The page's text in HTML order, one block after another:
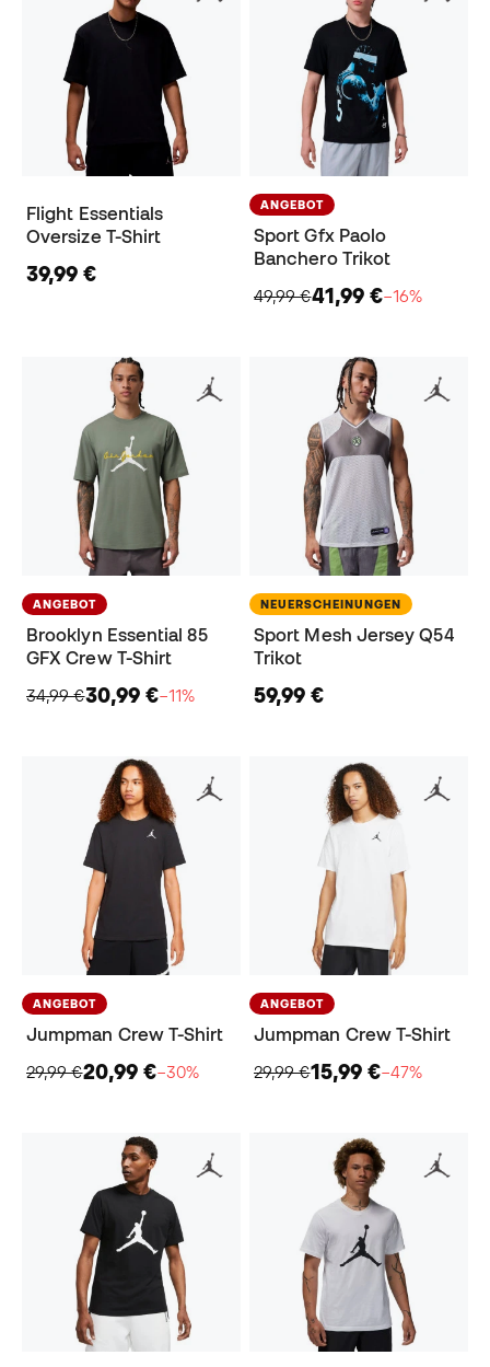
Flight Essentials
Oversize T-Shirt
39,99 €
ANGEBOT
Sport Gfx Paolo
Banchero Trikot
49,99 €41,99 €−16%
ANGEBOT
Brooklyn Essential 85
GFX Crew T-Shirt
34,99 €30,99 €−11%
NEUERSCHEINUNGEN
Sport Mesh Jersey Q54
Trikot
59,99 €
ANGEBOT
Jumpman Crew T-Shirt
29,99 €20,99 €−30%
ANGEBOT
Jumpman Crew T-Shirt
29,99 €15,99 €−47%